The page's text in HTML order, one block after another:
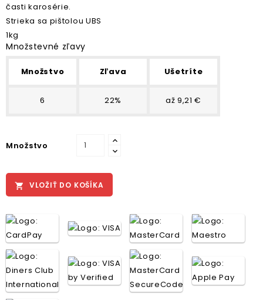
časti karosérie.
Strieka sa pištolou UBS
1kg
Množstevné zľavy
Množstvo Zľava Ušetríte
6 22% až 9,21 €
Množstvo
 VLOŽIŤ DO KOŠÍKA